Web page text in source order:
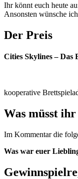
Ihr könnt euch heute
Ansonsten wünsche
Der Preis
Cities Skylines – Das
kooperative
Was müsst
Im Kommentar die
Was war euer